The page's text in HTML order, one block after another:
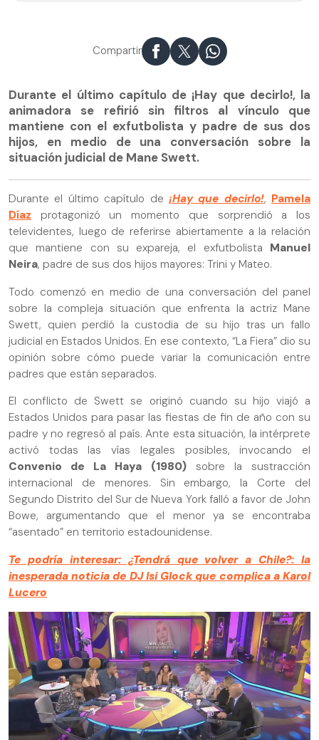
Compartir
Durante el último capítulo de ¡Hay que decirlo!, la
animadora se refirió sin filtros al vínculo que
mantiene con el exfutbolista y padre de sus dos
hijos, en medio de una conversación sobre la
situación judicial de Mane Swett.
Durante el último capítulo de ¡Hay que decirlo!, Pamela
Díaz protagonizó un momento que sorprendió a los
televidentes, luego de referirse abiertamente a la relación
que mantiene con su expareja, el exfutbolista Manuel
Neira, padre de sus dos hijos mayores: Trini y Mateo.
Todo comenzó en medio de una conversación del panel
sobre la compleja situación que enfrenta la actriz Mane
Swett, quien perdió la custodia de su hijo tras un fallo
judicial en Estados Unidos. En ese contexto, “La Fiera” dio su
opinión sobre cómo puede variar la comunicación entre
padres que están separados.
El conflicto de Swett se originó cuando su hijo viajó a
Estados Unidos para pasar las fiestas de fin de año con su
padre y no regresó al país. Ante esta situación, la intérprete
activó todas las vías legales posibles, invocando el
Convenio de La Haya (1980)sobre la sustracción
internacional de menores. Sin embargo, la Corte del
Segundo Distrito del Sur de Nueva York falló a favor de John
Bowe, argumentando que el menor ya se encontraba
“asentado” en territorio estadounidense.
Te podría interesar: ¿Tendrá que volver a Chile?: la
inesperada noticia de DJ Isi Glock que complica a Karol
Lucero